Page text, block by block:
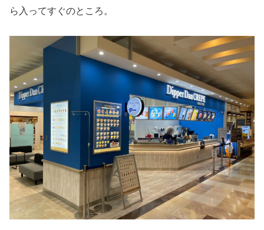
ら入ってすぐのところ。